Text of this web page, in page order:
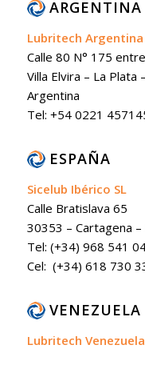
ARGENTINA
Lubritech Argentina
Calle 80 N° 175
Villa Elvira – La Plata
Argentina
Tel: +54 0221
ESPAÑA
Sicelub Ibérico SL
Calle Bratislava 65
30353 – Cartagena –
Tel: (+34) 968 541
Cel: (+34) 618 730
VENEZUELA
Lubritech Venezuela